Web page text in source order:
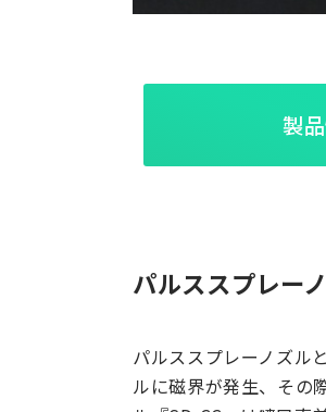
製
パルススプレー
パルススプレーノズル
ルに磁界が発生、その